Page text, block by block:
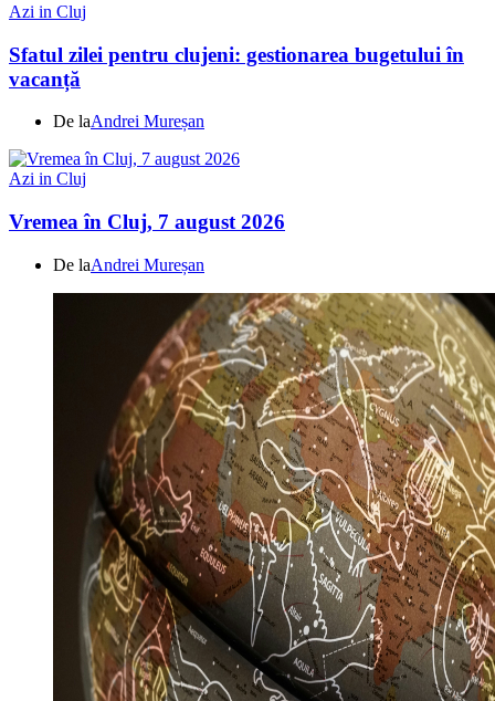
Azi in Cluj
Sfatul zilei pentru clujeni: gestionarea bugetului în
vacanță
De laAndrei Mureșan
Azi in Cluj
Vremea în Cluj, 7 august 2026
De laAndrei Mureșan